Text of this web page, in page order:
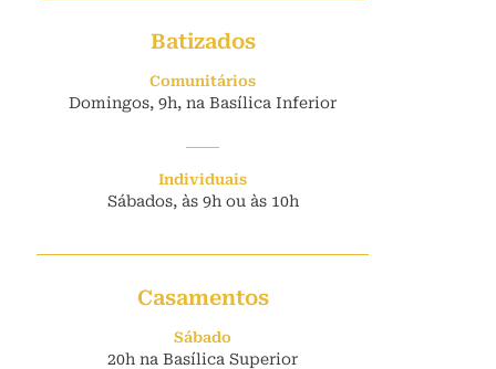
Batizados
Comunitários
Domingos, 9h, na Basílica Inferior
Individuais
Sábados, às 9h ou às 10h
Casamentos
Sábado
20h na Basílica Superior